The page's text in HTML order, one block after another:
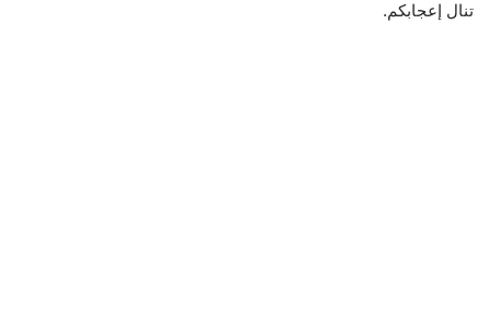
تنال إعجابكم.